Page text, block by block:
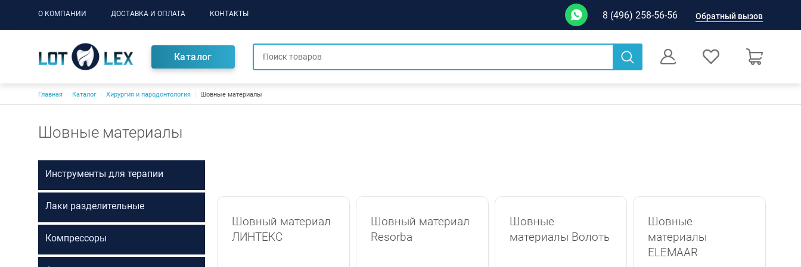
Основная навигация
О КОМПАНИИ ДОСТАВКА И ОПЛАТА КОНТАКТЫ 8 (496) 258-56-56 Обратный вызов
Каталог
Оформление заказа
Строка навигации
Главная Каталог Хирургия и пародонтология Шовные материалы
Шовные материалы
Инструменты для терапии
Лаки разделительные
Компрессоры
Шовный материал
ЛИНТЕКС
Шовный материал
Resorba
Шовные
материалы Волоть
Шовные
материалы
ELEMAAR